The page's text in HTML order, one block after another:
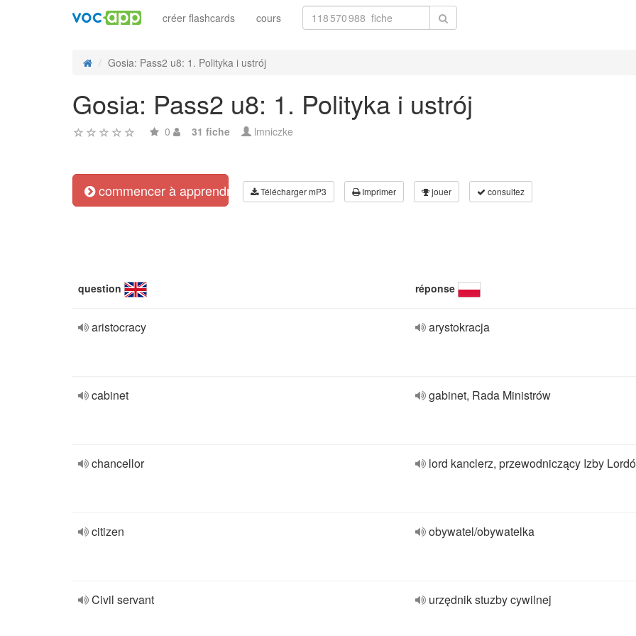
créer flashcards cours
Gosia: Pass2 u8: 1. Polityka i ustrój
Gosia: Pass2 u8: 1. Polityka i ustrój
0 31 fiche lmniczke
commencer à apprendre Télécharger mP3 Imprimer jouer consultez
question réponse
aristocracy arystokracja
cabinet gabinet, Rada Ministrów
chancellor lord kanclerz, przewodniczący Izby
citizen obywatel/obywatelka
Civil servant urzędnik stuzby cywilnej